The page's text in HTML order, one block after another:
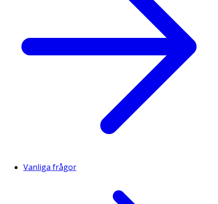
Vanliga frågor